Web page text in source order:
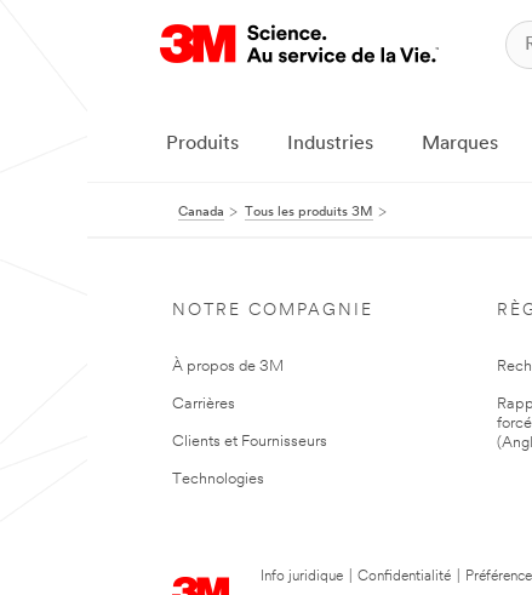
Produits Industries Marques
Canada Tous les produits 3M
NOTRE COMPAGNIE
À propos de 3M
Carrières
Clients et Fournisseurs
Technologies
Info juridique Confidentialité